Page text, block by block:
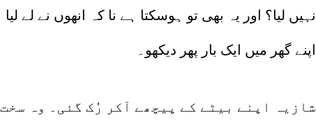
نہیں لیا؟ اور یہ بھی تو ہوسکتا ہے نا کہ انھوں نے لے
اپنے گھر میں ایک بار پھر دیکھو۔
شازیہ اپنے بیٹے کے پیچھے آکر رُک گئی۔ وہ